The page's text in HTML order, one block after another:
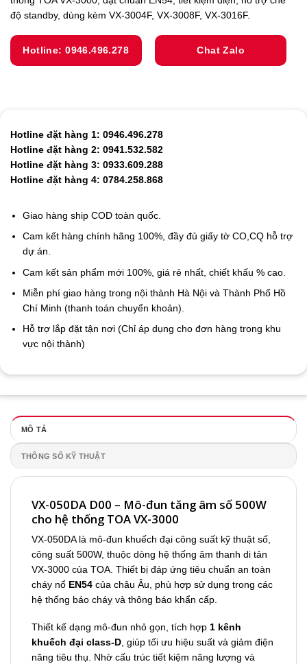
độ standby, dùng kèm VX-3004F, VX-3008F, VX-3016F.
Hotline: 0946.496.278 Chat Zalo
Hotline đặt hàng 1: 0946.496.278
Hotline đặt hàng 2: 0941.532.582
Hotline đặt hàng 3: 0933.609.288
Hotline đặt hàng 4: 0784.258.868
Giao hàng ship COD toàn quốc.
Cam kết hàng chính hãng 100%, đầy đủ giấy tờ CO,CQ hỗ trợ
dự án.
Cam kết sản phẩm mới 100%, giá rẻ nhất, chiết khấu % cao.
Miễn phí giao hàng trong nội thành Hà Nội và Thành Phố Hồ
Chí Minh (thanh toán chuyển khoản).
Hỗ trợ lắp đặt tận nơi (Chỉ áp dụng cho đơn hàng trong khu
vực nội thành)
MÔ TẢ
THÔNG SỐ KỸ THUẬT
VX-050DA D00 – Mô-đun tăng âm số 500W
cho hệ thống TOA VX-3000
VX-050DA là mô-đun khuếch đại công suất kỹ thuật số,
công suất 500W, thuộc dòng hệ thống âm thanh di tản
VX-3000 của TOA. Thiết bị đáp ứng tiêu chuẩn an toàn
cháy nổ EN54 của châu Âu, phù hợp sử dụng trong các
hệ thống báo cháy và thông báo khẩn cấp.
Thiết kế dạng mô-đun nhỏ gọn, tích hợp 1 kênh
khuếch đại class-D , giúp tối ưu hiệu suất và giảm điện
năng tiêu thụ. Nhờ cấu trúc tiết kiệm năng lượng và